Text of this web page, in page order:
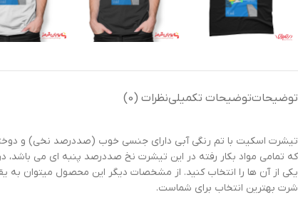
توضیحاتتوضیحات تکمیلینظرات (0)
تیشرت اسکیت با تم رنگی آبی دارای جنسی خوب (صددرصد نخی) و
که تمامی مواد بکار رفته در این تیشرت نخ صددرصد پنبه ای می
یکی از آن ها را انتخاب کنید. از مشخصات دیگر این محصول میتوان
شرت بهترین انتخاب برای شماست.